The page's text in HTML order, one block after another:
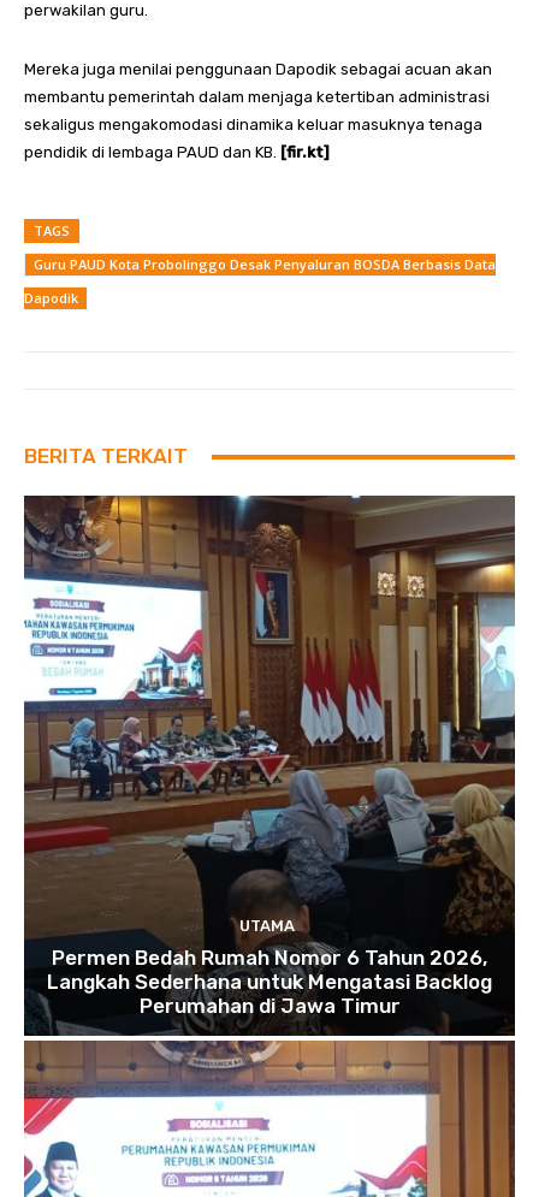
perwakilan guru.
Mereka juga menilai penggunaan Dapodik sebagai acuan akan
membantu pemerintah dalam menjaga ketertiban administrasi
sekaligus mengakomodasi dinamika keluar masuknya tenaga
pendidik di lembaga PAUD dan KB. [fir.kt]
TAGS
Guru PAUD Kota Probolinggo Desak Penyaluran BOSDA Berbasis Data
Dapodik
BERITA TERKAIT
UTAMA
Permen Bedah Rumah Nomor 6 Tahun 2026,
Langkah Sederhana untuk Mengatasi Backlog
Perumahan di Jawa Timur